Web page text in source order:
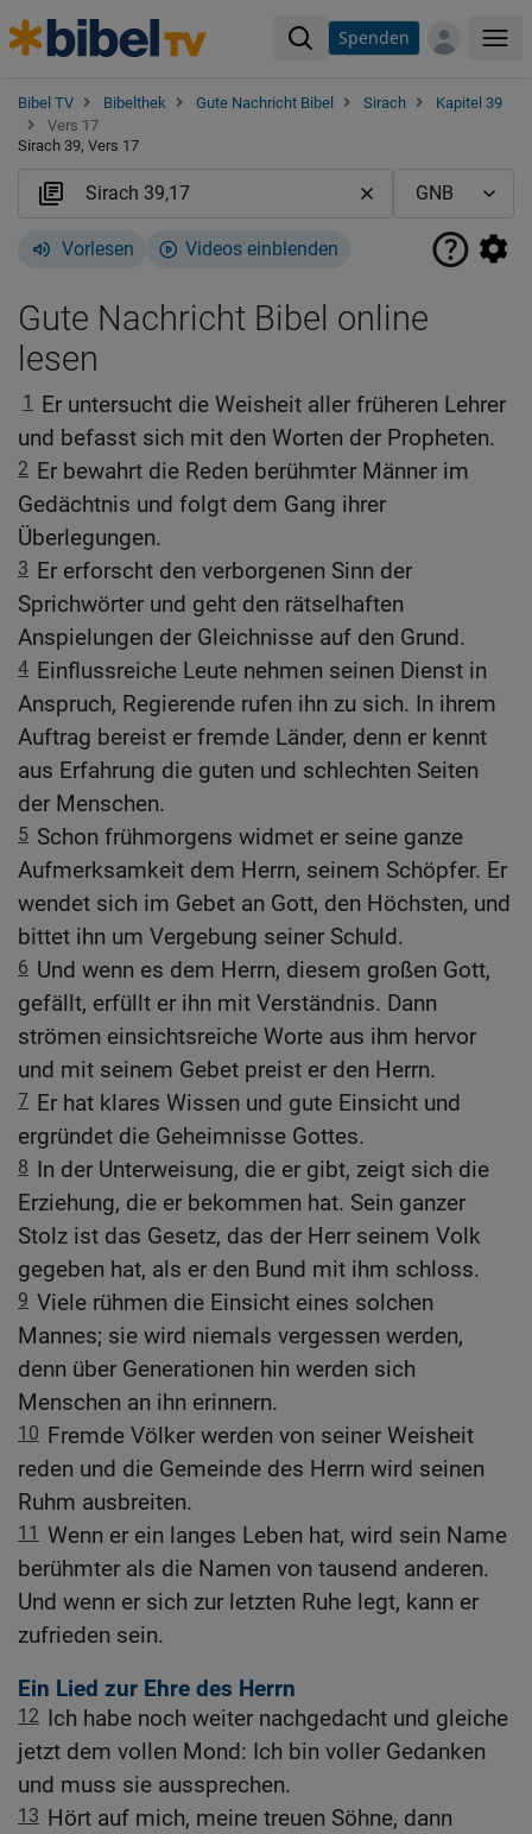
Spenden
Bibel TV Bibelthek Gute Nachricht Bibel Sirach
Kapitel 39
Vers 17
Sirach 39, Vers 17
Vorlesen Videos einblenden
Gute Nachricht Bibel online
lesen
1 Er untersucht die Weisheit aller früheren Lehrer
und befasst sich mit den Worten der Propheten.
2 Er bewahrt die Reden berühmter Männer im
Gedächtnis und folgt dem Gang ihrer
Überlegungen.
3 Er erforscht den verborgenen Sinn der
Sprichwörter und geht den rätselhaften
Anspielungen der Gleichnisse auf den Grund.
4 Einflussreiche Leute nehmen seinen Dienst in
Anspruch, Regierende rufen ihn zu sich. In ihrem
Auftrag bereist er fremde Länder, denn er kennt
aus Erfahrung die guten und schlechten Seiten
der Menschen.
5 Schon frühmorgens widmet er seine ganze
Aufmerksamkeit dem Herrn, seinem Schöpfer. Er
wendet sich im Gebet an Gott, den Höchsten, und
bittet ihn um Vergebung seiner Schuld.
6 Und wenn es dem Herrn, diesem großen Gott,
gefällt, erfüllt er ihn mit Verständnis. Dann
strömen einsichtsreiche Worte aus ihm hervor
und mit seinem Gebet preist er den Herrn.
7 Er hat klares Wissen und gute Einsicht und
ergründet die Geheimnisse Gottes.
8 In der Unterweisung, die er gibt, zeigt sich die
Erziehung, die er bekommen hat. Sein ganzer
Stolz ist das Gesetz, das der Herr seinem Volk
gegeben hat, als er den Bund mit ihm schloss.
9 Viele rühmen die Einsicht eines solchen
Mannes; sie wird niemals vergessen werden,
denn über Generationen hin werden sich
Menschen an ihn erinnern.
10 Fremde Völker werden von seiner Weisheit
reden und die Gemeinde des Herrn wird seinen
Ruhm ausbreiten.
11 Wenn er ein langes Leben hat, wird sein Name
berühmter als die Namen von tausend anderen.
Und wenn er sich zur letzten Ruhe legt, kann er
zufrieden sein.
Ein Lied zur Ehre des Herrn
12 Ich habe noch weiter nachgedacht und gleiche
jetzt dem vollen Mond: Ich bin voller Gedanken
und muss sie aussprechen.
13 Hört auf mich, meine treuen Söhne, dann